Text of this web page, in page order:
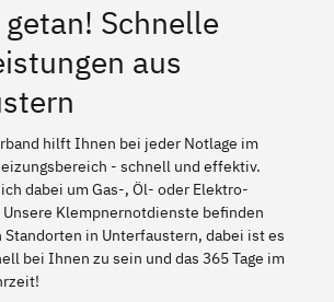
Schnelle
aus
hilft Ihnen bei jeder Notlage im
- schnell und effektiv.
dabei um Gas-, Öl- oder Elektro-
Klempnernotdienste befinden
Standorten in Unterfaustern, dabei ist es
bei Ihnen zu sein und das 365 Tage im